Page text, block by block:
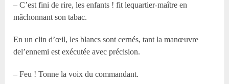
– C’est fini de rire, les enfants ! fit lequartier-maître en
mâchonnant son tabac.
En un clin d’œil, les blancs sont cernés, tant la manœuvre
del’ennemi est exécutée avec précision.
– Feu ! Tonne la voix du commandant.